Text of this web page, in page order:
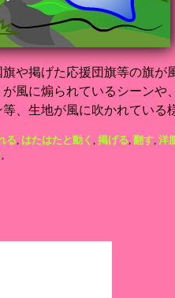
や掲げた応援団旗等の旗
風に煽られているシーン
、生地が風に吹かれている
る, はたはたと動く , 掲げる, 翻す, 洋
,